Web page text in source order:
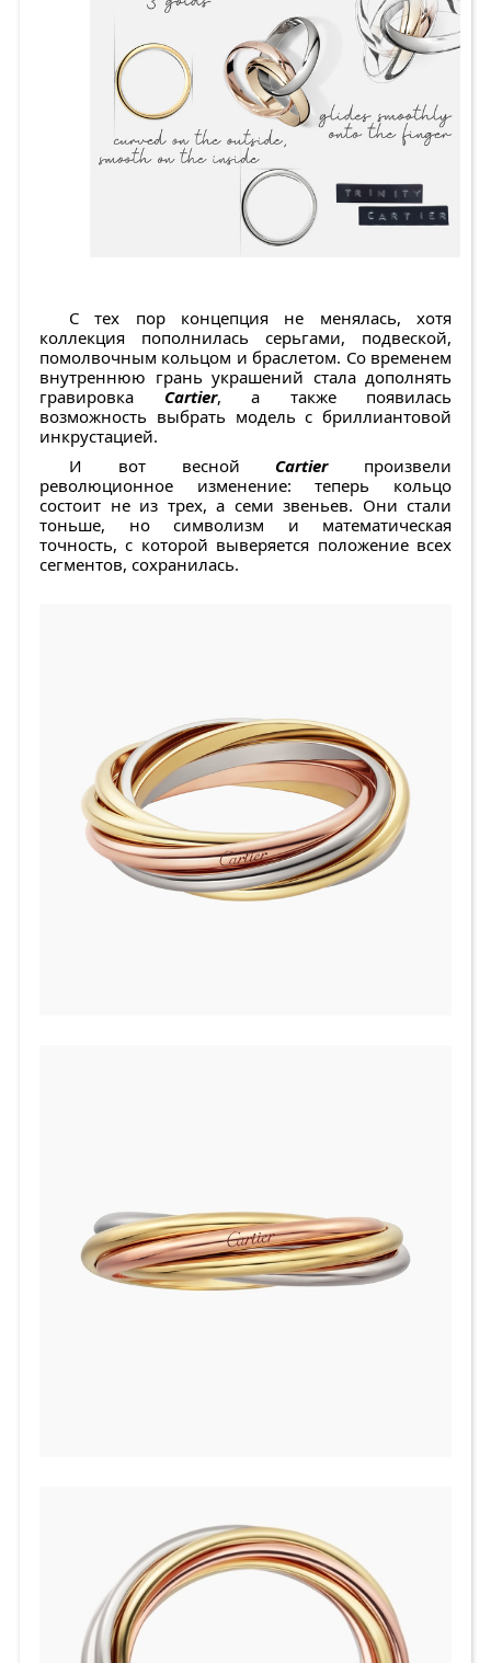
С тех пор концепция не менялась, хотя
коллекция пополнилась серьгами, подвеской,
помолвочным кольцом и браслетом. Со временем
внутреннюю грань украшений стала дополнять
гравировка Cartier, а также появилась
возможность выбрать модель с бриллиантовой
инкрустацией.
И вот весной Cartierпроизвели
революционное изменение: теперь кольцо
состоит не из трех, а семи звеньев. Они стали
тоньше, но символизм и математическая
точность, с которой выверяется положение всех
сегментов, сохранилась.